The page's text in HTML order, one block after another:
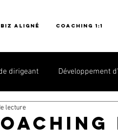
Biz aligné Coaching 1:1
dirigeant Développement
lecture